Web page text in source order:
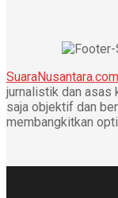
SuaraNusantara.com
jurnalistik dan asas
saja objektif dan
membangkitkan